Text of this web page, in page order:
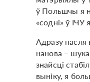
ў Польшчы я
«содні» ў ІЧУ
Адразу пасля
нанова –
знайсці
выніку, я